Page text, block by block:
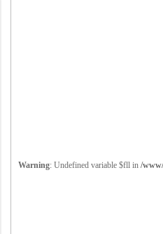
Warning: Undefined variable $fll in /